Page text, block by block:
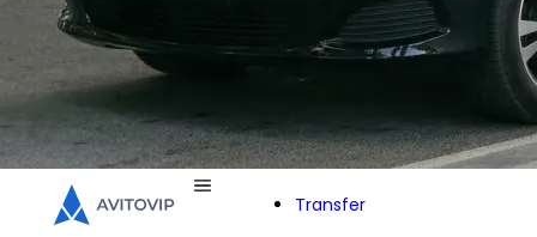
Transfer